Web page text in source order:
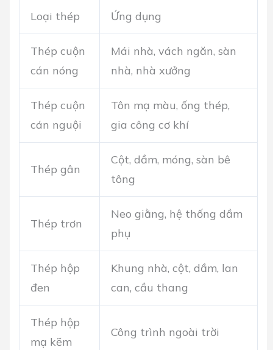
Loại thép Ứng dụng
Thép cuộn
cán nóng
Mái nhà, vách ngăn, sàn
nhà, nhà xưởng
Thép cuộn
cán nguội
Tôn mạ màu, ống thép,
gia công cơ khí
Thép gân
Cột, dầm, móng, sàn bê
tông
Thép trơn
Neo giằng, hệ thống dầm
phụ
Thép hộp
đen
Khung nhà, cột, dầm, lan
can, cầu thang
Thép hộp
mạ kẽm
Công trình ngoài trời